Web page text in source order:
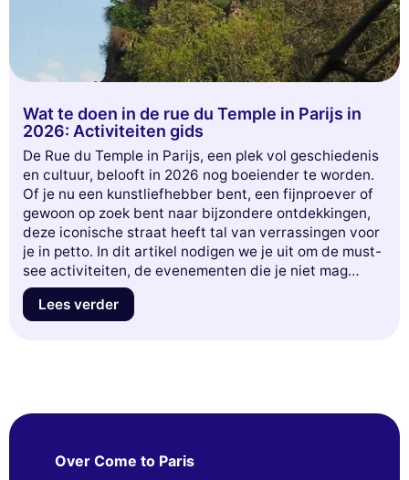
Wat te doen in de rue du Temple in Parijs in
2026: Activiteiten gids
De Rue du Temple in Parijs, een plek vol geschiedenis
en cultuur, belooft in 2026 nog boeiender te worden.
Of je nu een kunstliefhebber bent, een fijnproever of
gewoon op zoek bent naar bijzondere ontdekkingen,
deze iconische straat heeft tal van verrassingen voor
je in petto. In dit artikel nodigen we je uit om de must-
see activiteiten, de evenementen die je niet mag
missen en de geheime adressen te verkennen die van
je bezoek een onvergetelijk moment zullen maken.
Lees verder
Over Come to Paris